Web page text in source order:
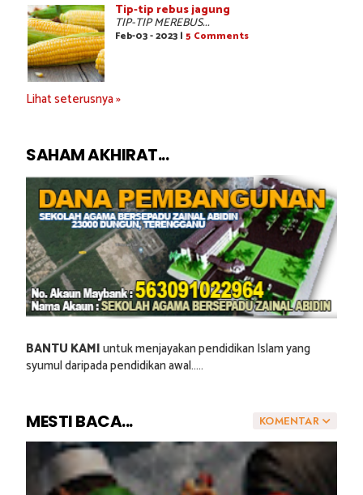
Tip-tip rebus jagung
TIP-TIP MEREBUS...
Feb-03 - 2023 | 5 Comments
Lihat seterusnya »
SAHAM AKHIRAT...
BANTU KAMIuntuk menjayakan pendidikan Islam yang
syumul daripada pendidikan awal.....
KOMENTAR
MESTI BACA...